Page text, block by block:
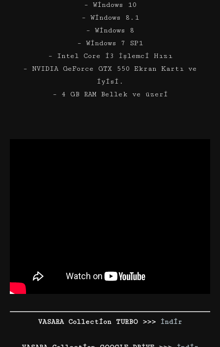
– Windows 10
– Windows 8.1
– Windows 8
– Windows 7 SP1
– Intel Core i3 İşlemci Hızı
– NVIDIA GeForce GTX 550 Ekran Kartı ve
iyisi.
– 4 GB RAM Bellek ve üzeri
VASARA Collection TURBO >>> İndir